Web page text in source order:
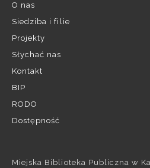
O nas
Siedziba i filie
Projekty
Słychać nas
Kontakt
BIP
RODO
Dostępność
Miejska Biblioteka Publiczna w